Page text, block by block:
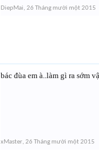
DiepMai, 26 Tháng mười một 2015
bác đùa em à..làm gì ra sớm
xMaster, 26 Tháng mười một 2015